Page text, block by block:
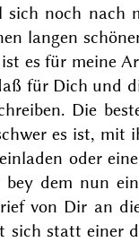
noch nach
langen
es für meine
für Dich und
Die
es ist, mit
oder
dem nun
von Dir an
sich statt einer